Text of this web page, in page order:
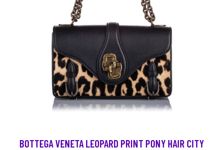
BOTTEGA VENETA LEOPARD PRINT PONY HAIR CITY